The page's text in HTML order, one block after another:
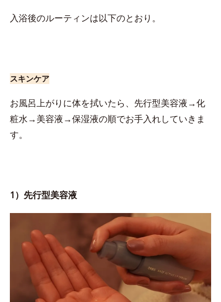
入浴後のルーティンは以下のとおり。
スキンケア
お風呂上がりに体を拭いたら、先行型美容液→化
粧水→美容液→保湿液の順でお手入れしていきま
す。
1）先行型美容液